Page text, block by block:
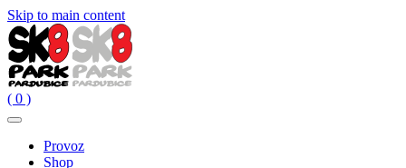
Skip to main content
( 0 )
Provoz
Shop